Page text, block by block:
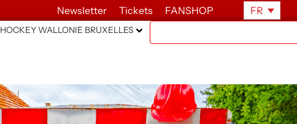
Newsletter Tickets FANSHOP FR
HOCKEY WALLONIE BRUXELLES